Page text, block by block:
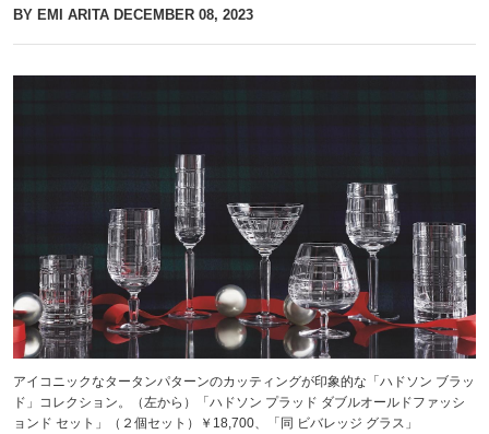
BY EMI ARITA DECEMBER 08, 2023
アイコニックなタータンパターンのカッティングが印象的な「ハドソン ブラッ
ド」コレクション。（左から）「ハドソン プラッド ダブルオールドファッシ
ョンド セット」（２個セット）￥18,700、「同 ビバレッジ グラス」